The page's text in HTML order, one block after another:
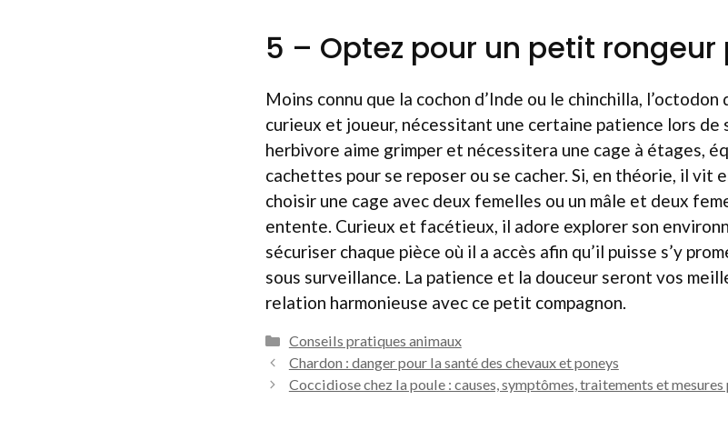
5 – Optez pour un petit
Moins connu que la cochon d’Inde ou le chinchilla,
curieux et joueur, nécessitant une certaine patience lors de
herbivore aime grimper et nécessitera une cage à étages,
cachettes pour se reposer ou se cacher. Si, en théorie, il vit
choisir une cage avec deux femelles ou un mâle et deux
entente. Curieux et facétieux, il adore explorer son
sécuriser chaque pièce où il a accès afin qu’il puisse s’y
sous surveillance. La patience et la douceur seront vos
relation harmonieuse avec ce petit compagnon.
Catégories
Conseils pratiques animaux
Chardon : danger pour la santé des chevaux et poneys
Coccidiose chez la poule : causes, symptômes, traitements et